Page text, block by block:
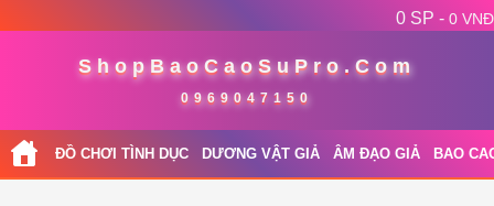
0 SP - 0 VNĐ
ShopBaoCaoSuPro.Com
0969047150
ĐỒ CHƠI TÌNH DỤC DƯƠNG VẬT GIẢ ÂM ĐẠO GIẢ BAO